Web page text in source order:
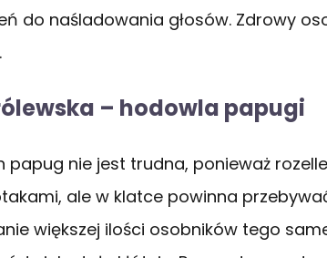
do naśladowania głosów. Zdrowy
– hodowla papugi
papug nie jest trudna, ponieważ
ale w klatce powinna
większej ilości osobników tego